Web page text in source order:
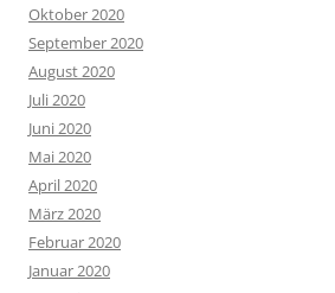
Oktober 2020
September 2020
August 2020
Juli 2020
Juni 2020
Mai 2020
April 2020
März 2020
Februar 2020
Januar 2020